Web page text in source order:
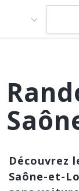
Découvrez
Saône-et-